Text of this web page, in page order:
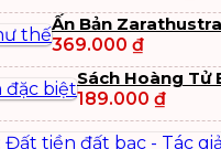
Ấn Bản
369.000 ₫
Sách Hoàng Tử
189.000 ₫